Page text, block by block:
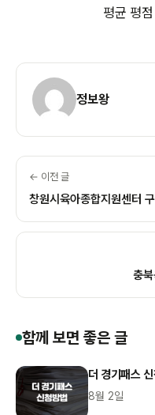
평균 평점
정보왕
← 이전 글
창원시육아종합지원센터
충
함께 보면 좋은 글
더 경기패스
8월 2일